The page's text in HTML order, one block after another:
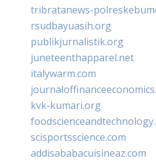
tribratanews-
rsudbayuasih.org
publikjurnalistik.org
juneteenthapparel.net
italywarm.com
kvk-kumari.org
scisportsscience.com
addisababacuisineaz.com